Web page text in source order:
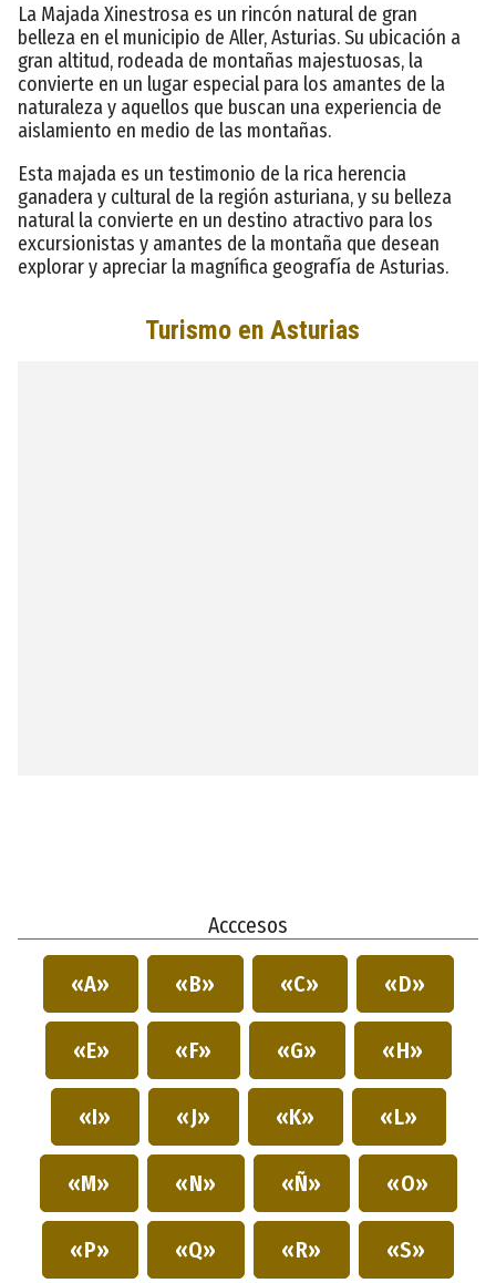
La Majada Xinestrosa es un rincón natural de gran
belleza en el municipio de Aller, Asturias. Su ubicación a
gran altitud, rodeada de montañas majestuosas, la
convierte en un lugar especial para los amantes de la
naturaleza y aquellos que buscan una experiencia de
aislamiento en medio de las montañas.
Esta majada es un testimonio de la rica herencia
ganadera y cultural de la región asturiana, y su belleza
natural la convierte en un destino atractivo para los
excursionistas y amantes de la montaña que desean
explorar y apreciar la magnífica geografía de Asturias.
Acccesos
«A» «B» «C» «D»
«E» «F» «G» «H»
«I» «J» «K» «L»
«M» «N» «Ñ» «O»
«P» «Q» «R» «S»